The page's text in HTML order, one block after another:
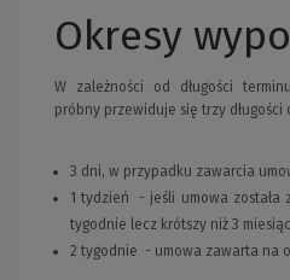
Okresy
W zależności od długości
próbny przewiduje się trzy
3 dni, w przypadku zawarcia
1 tydzień - jeśli umowa została
tygodnie lecz krótszy niż 3
2 tygodnie - umowa zawarta na